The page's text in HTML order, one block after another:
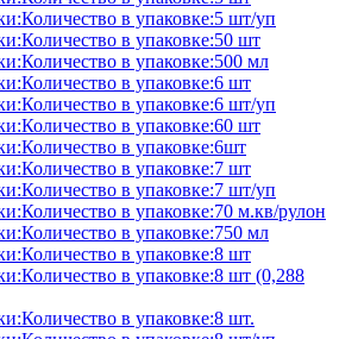
в упаковке:5 шт/уп
в упаковке:50 шт
в упаковке:500 мл
в упаковке:6 шт
в упаковке:6 шт/уп
в упаковке:60 шт
в упаковке:6шт
в упаковке:7 шт
в упаковке:7 шт/уп
в упаковке:70 м.кв/рулон
в упаковке:750 мл
в упаковке:8 шт
в упаковке:8 шт (0,288
в упаковке:8 шт.